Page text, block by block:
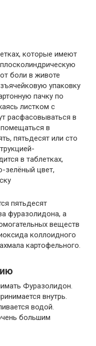
которые имеют
боли в животе
упаковку
пачку по
листком с
расфасовываться в
в
пятьдесят или сто
в таблетках,
зелёный цвет,
пятьдесят
фуразолидона, а
веществ
коллоидного
картофельного.
Фуразолидон.
внутрь.
водой.
большим